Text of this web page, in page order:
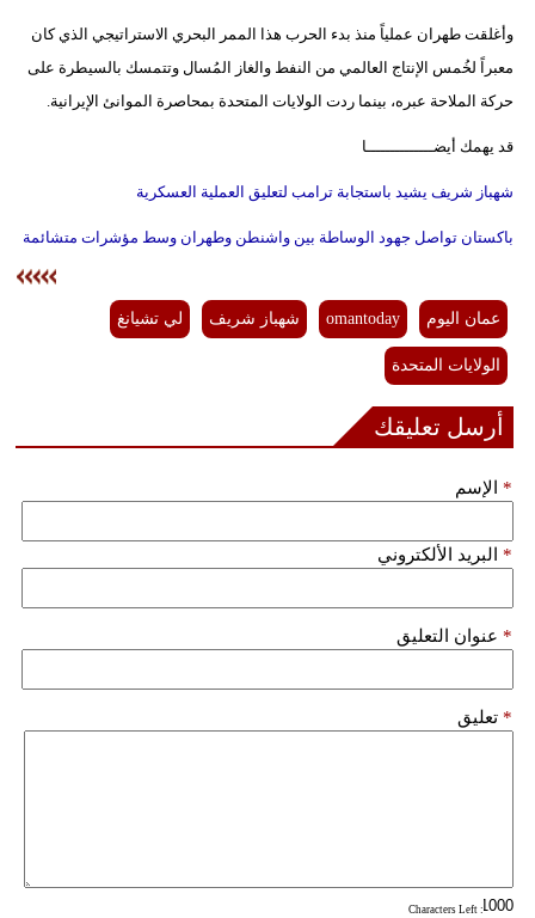
وأغلقت طهران عملياً منذ بدء الحرب هذا الممر البحري الاستراتيجي الذي كان
معبراً لخُمس الإنتاج العالمي من النفط والغاز المُسال وتتمسك بالسيطرة على
حركة الملاحة عبره، بينما ردت الولايات المتحدة بمحاصرة الموانئ الإيرانية.
قد يهمك أيضــــــــــــــا
شهباز شريف يشيد باستجابة ترامب لتعليق العملية العسكرية
باكستان تواصل جهود الوساطة بين واشنطن وطهران وسط مؤشرات متشائمة
عمان اليوم omantoday شهباز شريف لي تشيانغ
الولايات المتحدة
أرسل تعليقك
الإسم *
البريد الألكتروني *
عنوان التعليق *
تعليق *
: Characters Left